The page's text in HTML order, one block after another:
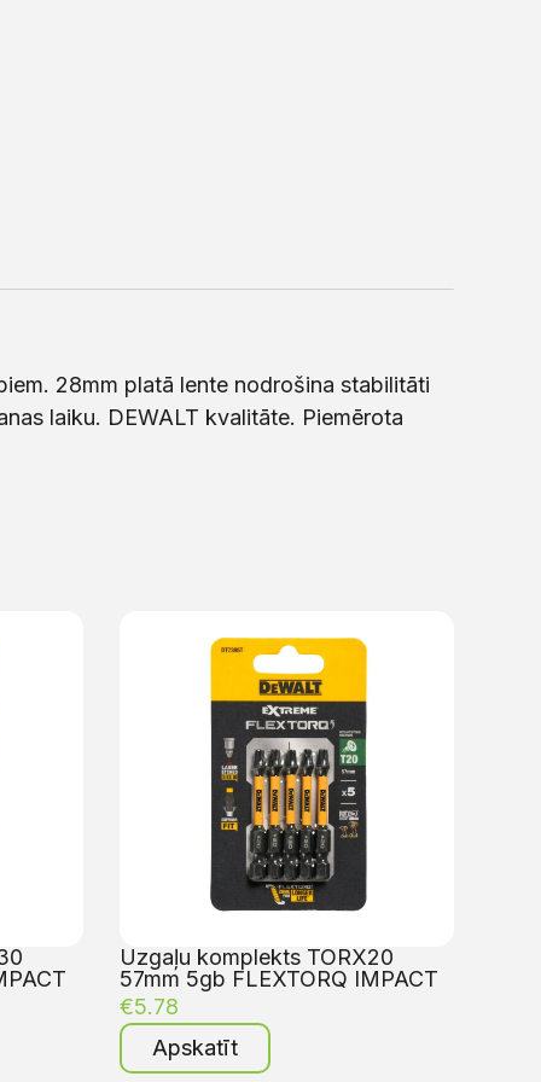
28mm platā lente nodrošina stabilitāti
laiku. DEWALT kvalitāte. Piemērota
Uzgaļu komplekts TORX20
57mm 5gb FLEXTORQ IMPACT
€5.78
Apskatīt